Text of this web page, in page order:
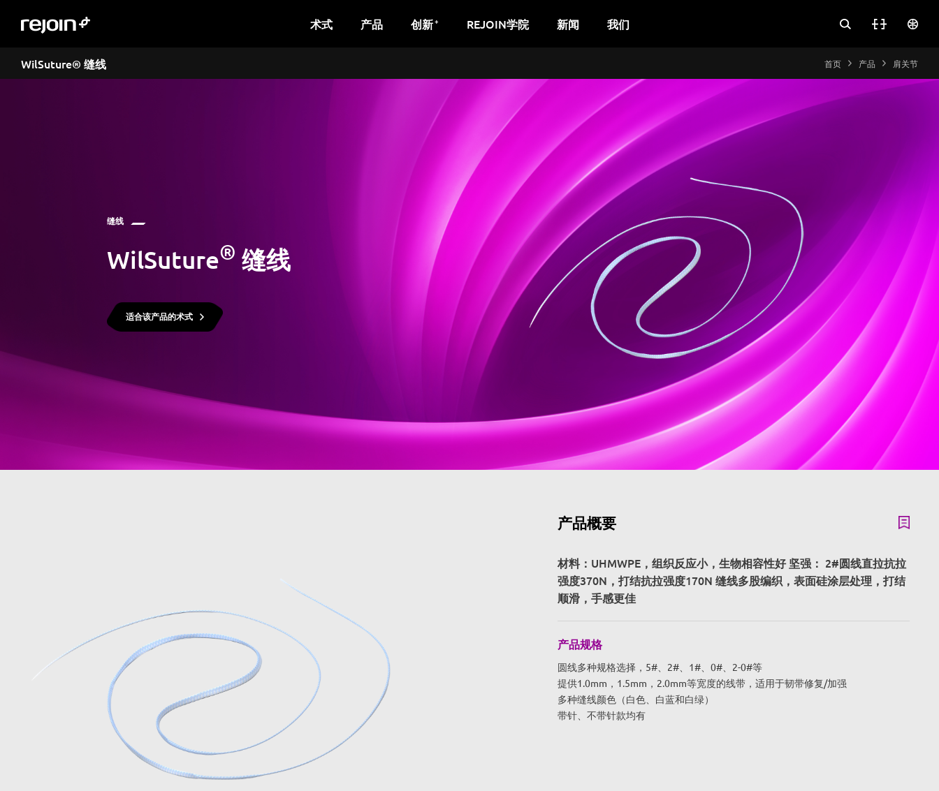
术式 产品 创新+ REJOIN学院 新闻 我们
WilSuture® 缝线 首页 产品 肩关节
缝线
WilSuture® 缝线
适合该产品的术式
产品概要
材料：UHMWPE，组织反应小，生物相容性好 坚强： 2#圆线直拉抗拉
强度370N，打结抗拉强度170N 缝线多股编织，表面硅涂层处理，打结
顺滑，手感更佳
产品规格
圆线多种规格选择，5#、2#、1#、0#、2-0#等
提供1.0mm，1.5mm，2.0mm等宽度的线带，适用于韧带修复/加强
多种缝线颜色（白色、白蓝和白绿）
带针、不带针款均有